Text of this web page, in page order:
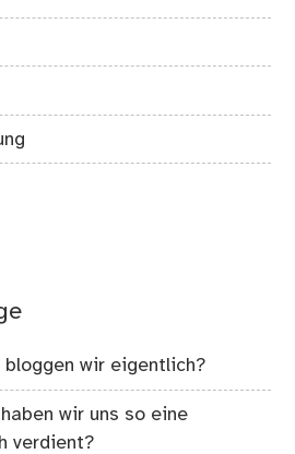
wir eigentlich?
wir uns so eine
verdient?